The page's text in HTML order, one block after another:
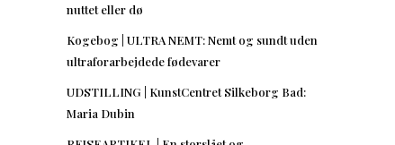
nuttet eller dø
Kogebog | ULTRA NEMT: Nemt og sundt uden
ultraforarbejdede fødevarer
UDSTILLING | KunstCentret Silkeborg Bad:
Maria Dubin